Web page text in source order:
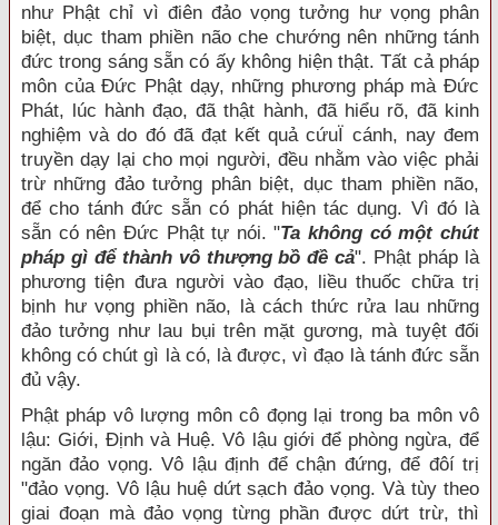
như Phật chỉ vì điên đảo vọng tưởng hư vọng phân
biệt, dục tham phiền não che chướng nên những tánh
đức trong sáng sẵn có ấy không hiện thật. Tất cả pháp
môn của Đức Phật dạy, những phương pháp mà Đức
Phát, lúc hành đạo, đã thật hành, đã hiểu rõ, đã kinh
nghiệm và do đó đã đạt kết quả cứuÏ cánh, nay đem
truyền dạy lại cho mọi người, đều nhằm vào việc phải
trừ những đảo tưởng phân biệt, dục tham phiền não,
để cho tánh đức sẵn có phát hiện tác dụng. Vì đó là
sẵn có nên Đức Phật tự nói. "Ta không có một chút
pháp gì để thành vô thượng bồ đề cả". Phật pháp là
phương tiện đưa người vào đạo, liều thuốc chữa trị
bịnh hư vọng phiền não, là cách thức rửa lau những
đảo tưởng như lau bụi trên mặt gương, mà tuyệt đối
không có chút gì là có, là được, vì đạo là tánh đức sẵn
đủ vậy.
Phật pháp vô lượng môn cô đọng lại trong ba môn vô
lậu: Giới, Định và Huệ. Vô lậu giới để phòng ngừa, để
ngăn đảo vọng. Vô lậu định để chận đứng, để đôí trị
"đảo vọng. Vô lậu huệ dứt sạch đảo vọng. Và tùy theo
giai đoạn mà đảo vọng từng phần được dứt trừ, thì